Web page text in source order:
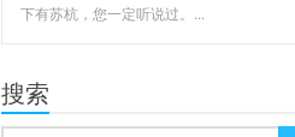
下有苏杭，您一定听说过。...
搜索